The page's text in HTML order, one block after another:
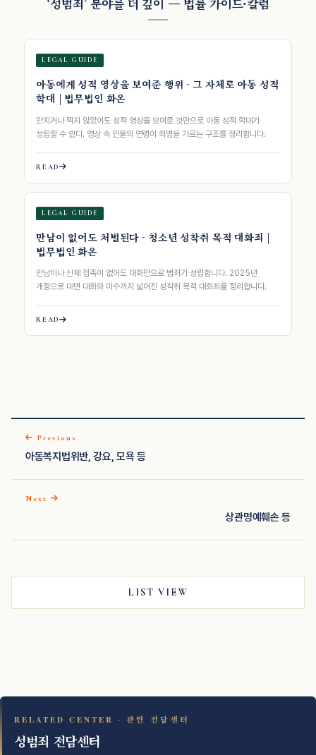
LEGAL GUIDE
아동에게 성적 영상을 보여준 행위 - 그 자체로 아동 성적
학대 | 법무법인 화온
만지거나 찍지 않았어도 성적 영상을 보여준 것만으로 아동 성적 학대가
성립할 수 있다. 영상 속 인물의 연령이 죄명을 가르는 구조를 정리합니다.
READ
LEGAL GUIDE
만남이 없어도 처벌된다 - 청소년 성착취 목적 대화죄 |
법무법인 화온
만남이나 신체 접촉이 없어도 대화만으로 범죄가 성립합니다. 2025년
개정으로 대면 대화와 미수까지 넓어진 성착취 목적 대화죄를 정리합니다.
READ
Previous
아동복지법위반, 강요, 모욕 등
Next
상관명예훼손 등
LIST VIEW
RELATED CENTER · 관련 전담센터
성범죄 전담센터